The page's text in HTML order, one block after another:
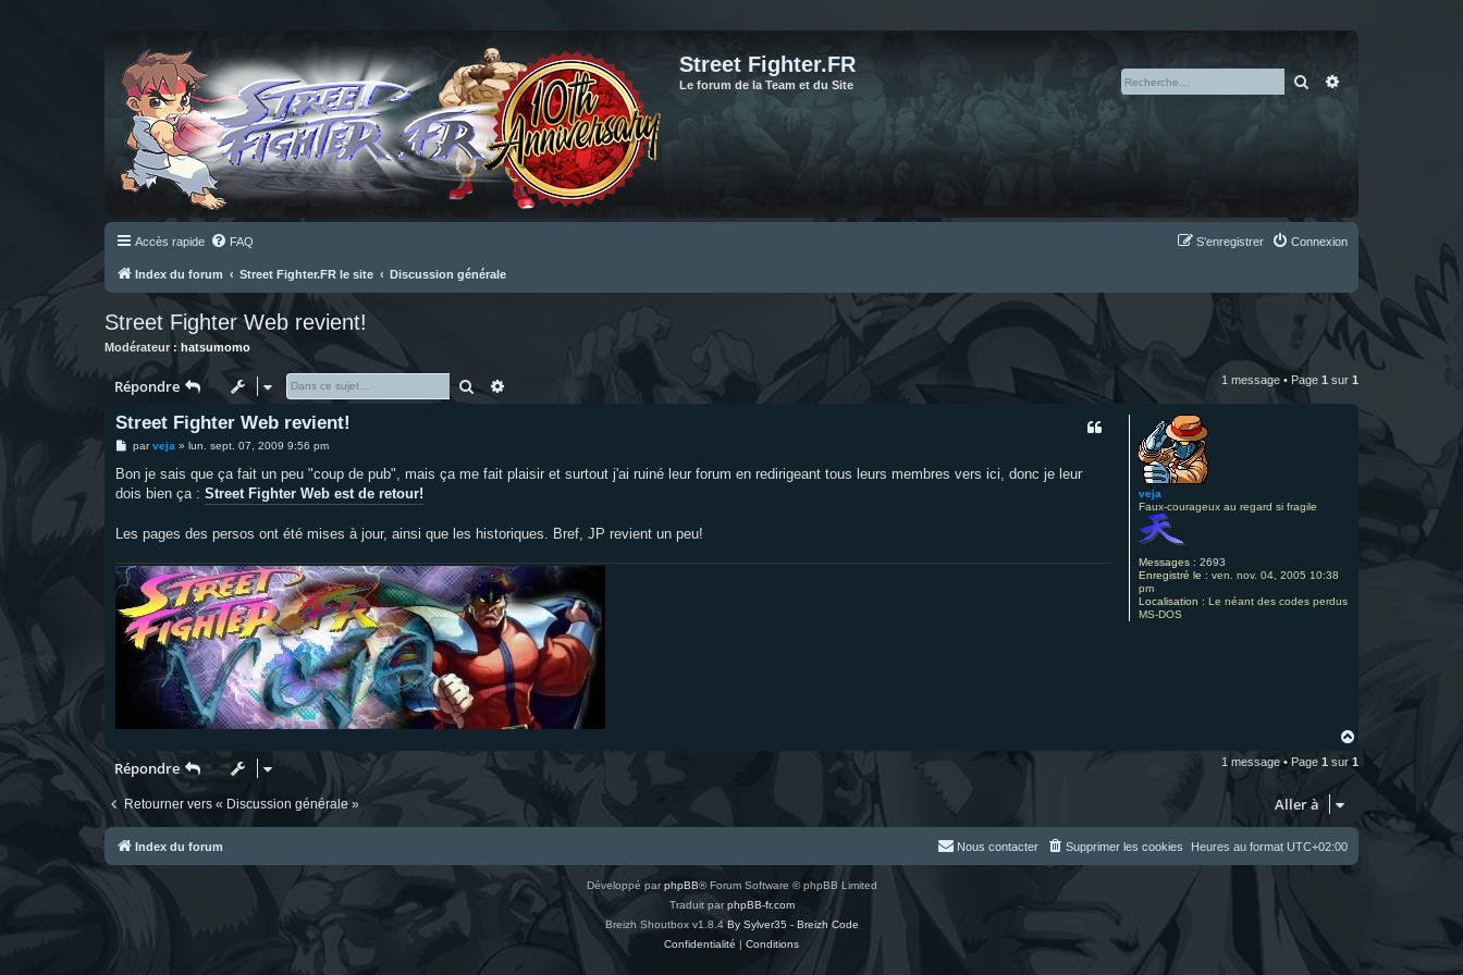
Street Fighter.FR
Le forum de la Team et du Site Rechercher
Accès rapide FAQ Connexion
S’enregistrer
Index du forum Street Fighter.FR le site Discussion générale
Street Fighter Web revient!
Modérateur : hatsumomo
Répondre Rechercher 1 message • Page 1 sur 1
veja
Faux-courageux au regard si fragile
Messages : 2693
Enregistré le : ven. nov. 04, 2005 10:38
pm
Localisation : Le néant des codes perdus
MS-DOS
Street Fighter Web revient!
M
s
a
parveja » lun. sept. 07, 2009 9:56 pm
Bon je sais que ça fait un peu "coup de pub", mais ça me fait plaisir et surtout j'ai ruiné leur forum en redirigeant tous leurs membres vers ici, donc je leur
dois bien ça : Street Fighter Web est de retour!
Les pages des persos ont été mises à jour, ainsi que les historiques. Bref, JP revient un peu!
u
Répondre 1 message • Page 1 sur 1
Retourner vers « Discussion générale » Aller à
Index du forum Heures au format UTC+02:00
Supprimer les cookies
Nous contacter
Développé parphpBB® Forum Software © phpBB Limited
Traduit parphpBB-fr.com
Breizh Shoutbox v1.8.4 By Sylver35 - Breizh Code
Confidentialité | Conditions